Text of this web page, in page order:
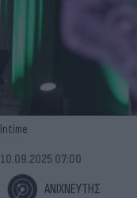
Intime
ΑΝΙΧΝΕΥΤΗΣ
10.09.2025 07:00